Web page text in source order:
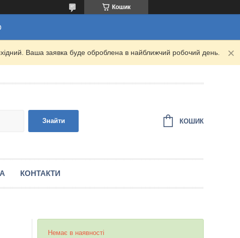
Кошик
Ваша заявка буде оброблена в найближчий робочий день.
Знайти КОШИК
КОНТАКТИ
Немає в наявності